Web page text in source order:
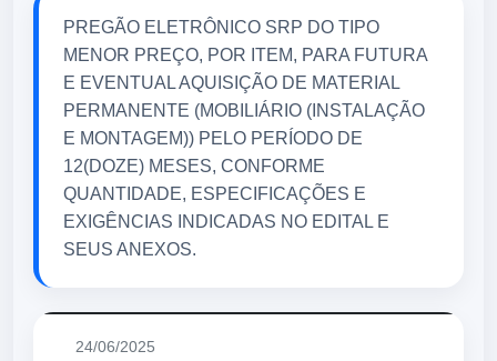
PREGÃO ELETRÔNICO SRP DO TIPO
MENOR PREÇO, POR ITEM, PARA FUTURA
E EVENTUAL AQUISIÇÃO DE MATERIAL
PERMANENTE (MOBILIÁRIO (INSTALAÇÃO
E MONTAGEM)) PELO PERÍODO DE
12(DOZE) MESES, CONFORME
QUANTIDADE, ESPECIFICAÇÕES E
EXIGÊNCIAS INDICADAS NO EDITAL E
SEUS ANEXOS.
24/06/2025